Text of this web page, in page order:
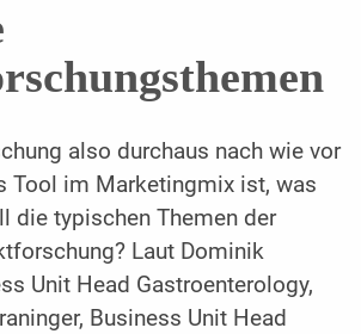
also durchaus nach wie vor
Tool im Marketingmix ist, was
die typischen Themen der
Laut Dominik
Unit Head Gastroenterology,
Business Unit Head